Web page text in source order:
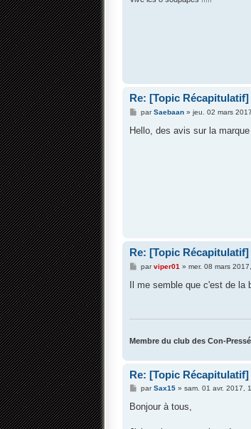
Re: [Topic
M
s
parSaebaan» jeu. 02 mars
Hello, des avis sur la
Re: [Topic
M
s
parviper01 » mer. 08 mars
Il me semble que c'est de la
Membre du club des Con-
Re: [Topic
M
s
parSax15» sam. 01 avr. 2017,
Bonjour à tous,